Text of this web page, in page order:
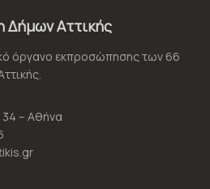
Δήμων Αττικής
όργανο εκπροσώπησης των 66
34 – Αθήνα